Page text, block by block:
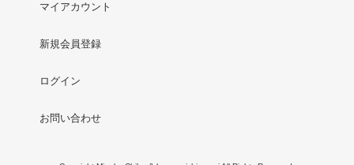
マイアカウント
新規会員登録
ログイン
お問い合わせ